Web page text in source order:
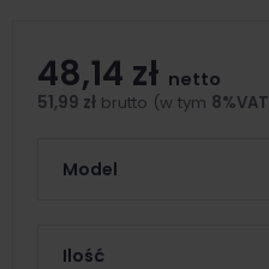
48,14 zł netto
51,99 zł brutto (w tym 8%VAT
Model
Ilość